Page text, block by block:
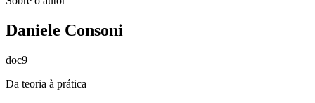
Daniele Consoni
doc9
Da teoria à prática